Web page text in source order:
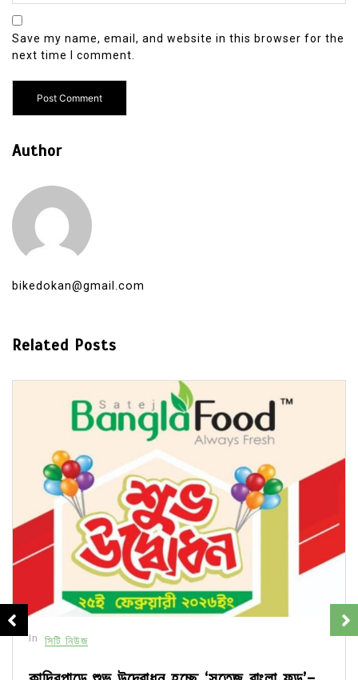
Save my name, email, and website in this browser for the
next time I comment.
Author
bikedokan@gmail.com
Related Posts
In সিটি নিউজ